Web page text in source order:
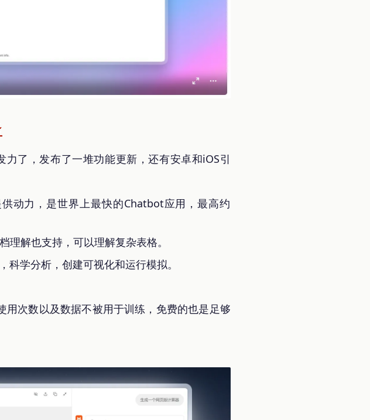
了，发布了一堆功能更新，还有安卓和iOS引
动力，是世界上最快的Chatbot应用，最高约
解也支持，可以理解复杂表格。
学分析，创建可视化和运行模拟。
次数以及数据不被用于训练，免费的也是足够